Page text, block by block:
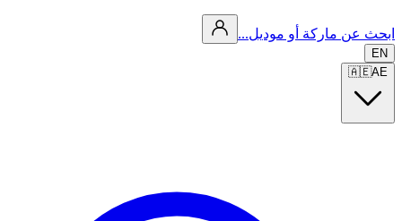
ابحث عن ماركة أو موديل...
EN
🇦🇪AE